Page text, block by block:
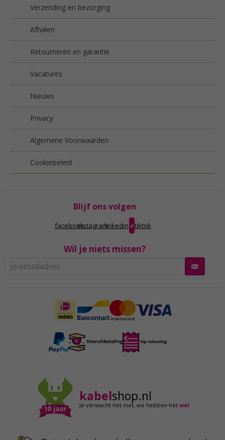
Verzending en bezorging
Afhalen
Retourneren en garantie
Vacatures
Nieuws
Privacy
Algemene Voorwaarden
Cookiebeleid
Blijf ons volgen
facebookinstagramlinkedin tiktok
Wil je niets missen?
kabelshop.nl
Je verwacht het niet,we hebben hetwel